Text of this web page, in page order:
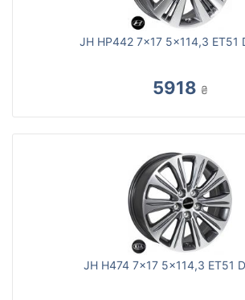
JH HP442 7x17 5x114,3 ET51
5918 ₴
JH H474 7x17 5x114,3 ET51